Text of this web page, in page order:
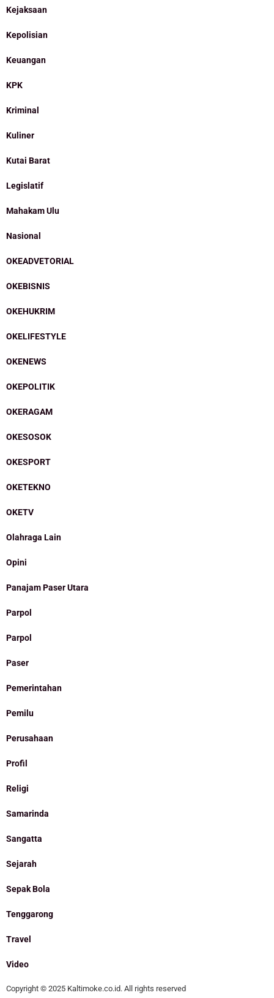
Kejaksaan
Kepolisian
Keuangan
KPK
Kriminal
Kuliner
Kutai Barat
Legislatif
Mahakam Ulu
Nasional
OKEADVETORIAL
OKEBISNIS
OKEHUKRIM
OKELIFESTYLE
OKENEWS
OKEPOLITIK
OKERAGAM
OKESOSOK
OKESPORT
OKETEKNO
OKETV
Olahraga Lain
Opini
Panajam Paser Utara
Parpol
Parpol
Paser
Pemerintahan
Pemilu
Perusahaan
Profil
Religi
Samarinda
Sangatta
Sejarah
Sepak Bola
Tenggarong
Travel
Video
Copyright © 2025 Kaltimoke.co.id. All rights reserved